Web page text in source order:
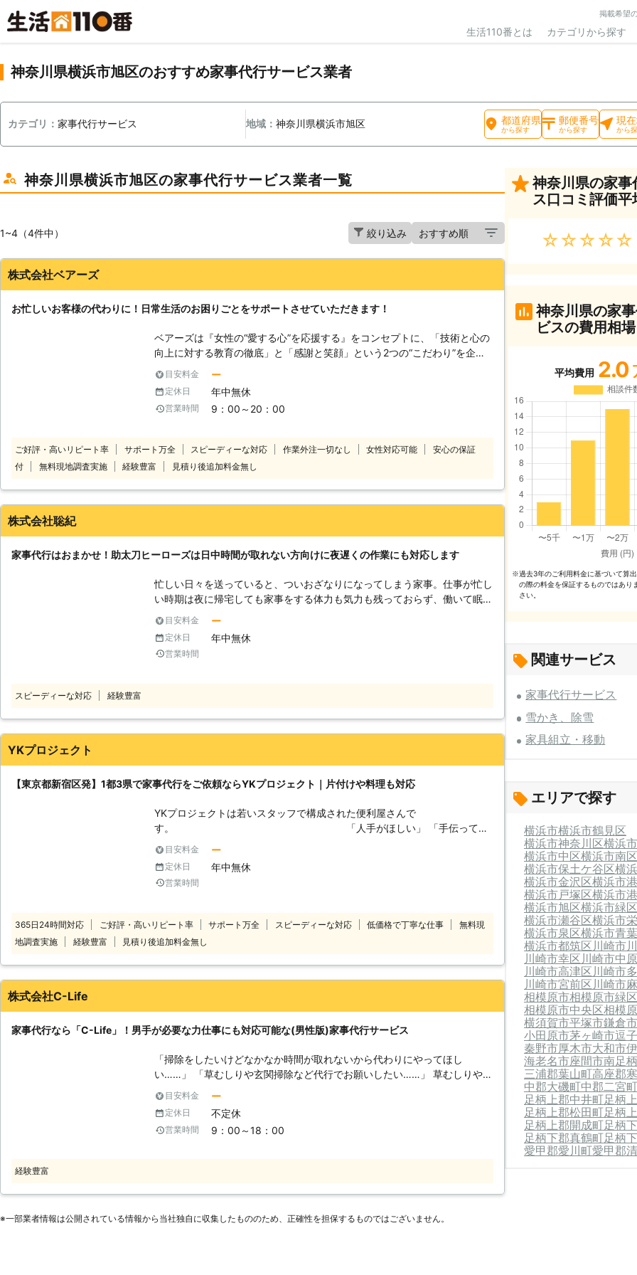
掲載希望
生活110番とは カテゴリから探す
神奈川県横浜市旭区のおすすめ家事代行サービス業者
カテゴリ： 家事代行サービス 地域：神奈川県横浜市旭区 都道府県
から探す
郵便番号
から探す
現
から
神奈川県横浜市旭区の家事代行サービス業者一覧
1~4（4件中） 絞り込み
株式会社ベアーズ
お忙しいお客様の代わりに！日常生活のお困りごとをサポートさせていただきます！
ベアーズは『女性の“愛する心”を応援する』をコンセプトに、「技術と心の
向上に対する教育の徹底」と「感謝と笑顔」という2つの“こだわり”を企業
理念に掲げ、常に“お客様感動度120%”を目指しております。 家事代行サー
ビス業界のリーディングカンパニーとして、以下をお約束いたします。
【安全】～登録スタッフ5200人～ ベアーズレディは全員直接雇用。 業界
トップクラスのスタッフ体制でお待たせすることなく細やかで真心を込めた
しなみ・笑顔といったマナー・マインドから実技に至るまで、7つのオリジ
ナルプログラム・実践研修を実施しています。高いホスピタリティマインド
をもった、元気で明るい女性スタッフ＝ベアーズレディがお伺いいたしま
す。 【感動】～お客様感動度120%の追及～ 「家事」ではなく「心のゆと
り」を提供することがベアーズの努め。すべての方の笑顔のために全力で取
目安料金 ー
定休日 年中無休
営業時間 9：00～20：00
ご好評・高いリピート率 サポート万全 スピーディーな対応 作業外注一切なし 女性対応可能
安心の保証
付
無料現地調査実施 経験豊富 見積り後追加料金無し
株式会社聡紀
家事代行はおまかせ！助太刀ヒーローズは日中時間が取れない方向けに夜遅くの作業にも対応します
忙しい日々を送っていると、ついおざなりになってしまう家事。仕事が忙し
い時期は夜に帰宅しても家事をする体力も気力も残っておらず、働いて眠る
だけの毎日になってしまいがちです。 そのためお掃除をすることが出来ず
に、お部屋の汚れが溜まっていってしまいます。「誰かに家事代行サービス
をしてほしい」というお客様は「助太刀ヒーローズ」にご相談くださいま
せ。お客様に代わって家事を代行いたします。 ●24時まで対応可能！日中
ているところが多く、中々予定が合いづらいのではないでしょうか。 弊社
は7：30から24：00まで営業をおこなっています。夜間の作業にも柔軟に
くださいませ。 ●アフターフォローに対応可能！作業に不満がありました
らご相談ください 家事代行は作業が終了したら、それが全てではありませ
ん。何故かというと作業が終了したあとに、お客様が「ここをもっとこうし
て欲しかった」「ちょっと作業に不満が残る」といったような状況が発生す
るかもしれないからです。 あまり親切ではない業者ですと、こういった作
業後のお客様からの要望に応えることが出来ないかもしれません。 弊社は
アフターケアをおこなっている業者です。もし作業に納得をいただけなかっ
た場合は責任もって対応をいたしますので、安心してご利用いただけたらと
思います。 ●終わりに 仕事で忙しい日々を送っていると、自宅と職場の行
目安料金 ー
定休日 年中無休
営業時間
スピーディーな対応 経験豊富
YKプロジェクト
【東京都新宿区発】1都3県で家事代行をご依頼ならYKプロジェクト｜片付けや料理も対応
YKプロジェクトは若いスタッフで構成された便利屋さんで
す。 「人手がほしい」 「手伝ってほ
しい」 そんなときはお任せください！家事代行から簡単な作業のお手伝い
をおこなっています。 【フレッシュな力でお手伝い！家事全般お任せを】
私たちYKプロジェクトは若い力で活気あるサービスが強みです。家事代行
でお掃除や料理から買い物のお手伝い・引越しのお手伝いなど幅広く対応し
い要員など、お客様の自由にご依頼ください。フレッシュなスタッフがお客
様の力になりますよ。 【力仕事もお手のもの！大型家電の移動も承りま
す】 模様替えやお引越しなどで「洗濯機を移動したい」「ベッドを2階から
1階に下ろしたい」という作業も私たちにお任せを！建物内はもちろん、近
場であれば車を使った移動も対応しますよ。 大きな荷物をお客様ご自身で
い！ 【実際の施工実績（一例）】 〇神奈川県横浜市 依頼内容：大きな荷物
を階段で9階まで運んでほしい 料金：48,000円 〇東京都町田市 依頼内容：
空き家の軽い掃除をしてほしい 料金：10,000円 ※税込価格です。 ※状況に
応じて料金は変動します。 【お庭仕事も得意です！植木業経験のあるスタ
ッフが対応】 当店には植木業に従事していたスタッフがいますので、剪定
や伐採・草刈りなどお庭仕事もプロの技を実感いただけます。 複数の作業
を併せて依頼できますので、1度にまとめておこなうと目に見えて変化がわ
かり、気持ちもリフレッシュします。「こんなこと依頼できる？」というご
目安料金 ー
定休日 年中無休
営業時間
365日24時間対応 ご好評・高いリピート率 サポート万全 スピーディーな対応 低価格で丁寧な仕事
無料現
地調査実施
経験豊富 見積り後追加料金無し
株式会社C-Life
家事代行なら「C-Life」！男手が必要な力仕事にも対応可能な(男性版)家事代行サービス
「掃除をしたいけどなかなか時間が取れないから代わりにやってほし
い……」 「草むしりや玄関掃除など代行でお願いしたい……」 草むしりや荷
物の整理など以外に体力が必要な作業ですよね。実際にやってみると、時間
もかかってしまい休日がつぶれてしまったという方も多いでしょう。 掃除
にかける時間をうまく活用できれば、日々の生活にゆとりができます。ゆと
りができ、精神的な負担を減らすことは、毎日を楽しく過ごすことにもつな
間制の料金システムで使いやすい】 弊社では家事代行サービスを時間制で
はございません(追加料金もございません)。そのため、初めてご利用いただ
目安料金 ー
定休日 不定休
営業時間 9：00～18：00
経験豊富
※⼀部業者情報は公開されている情報から当社独⾃に収集したもののため、正確性を担保するものではございません。
神奈川県の家事
ス口コミ評価平
★★★★★
神奈川県の家
ビスの費用相場
平均費用 2.0
※過去3年のご利⽤料⾦に基づいて算
の際の料⾦を保証するものではあり
さい。
関連サービス
家事代行サービス
雪かき、除雪
家具組立・移動
エリアで探す
横浜市横浜市鶴見区
横浜市神奈川区横浜
横浜市中区横浜市南区
横浜市保土ケ谷区横
横浜市金沢区横浜市
横浜市戸塚区横浜市
横浜市旭区横浜市緑区
横浜市瀬谷区横浜市
横浜市泉区横浜市青
横浜市都筑区川崎市
川崎市幸区川崎市中
川崎市高津区川崎市
川崎市宮前区川崎市
相模原市相模原市緑区
相模原市中央区相模
横須賀市平塚市鎌倉市
小田原市茅ヶ崎市逗
秦野市厚木市大和市
海老名市座間市南足
三浦郡葉山町高座郡
中郡大磯町中郡二宮町
足柄上郡中井町足柄
足柄上郡松田町足柄
足柄上郡開成町足柄
足柄下郡真鶴町足柄
愛甲郡愛川町愛甲郡